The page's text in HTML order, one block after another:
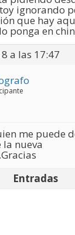
ignorando
que hay
ponga en
a las 17:47
me puede
la nueva
Entradas